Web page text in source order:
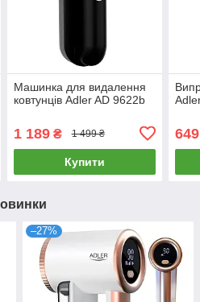
Машинка для видалення
ковтунців Adler AD 9622b
1 189₴ 1 499 ₴
Купити
649
–27%